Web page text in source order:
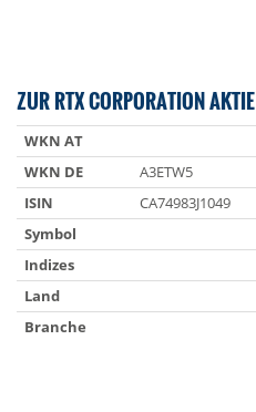
ZUR RTX CORPORATION AKTIE
WKN AT
WKN DE
A3ETW5
ISIN
CA74983J1049
Symbol
Indizes
Land
Branche